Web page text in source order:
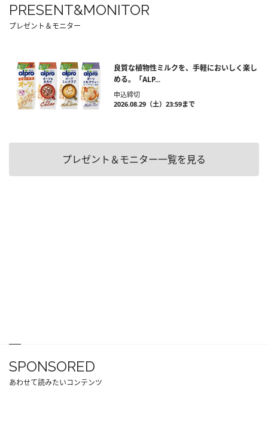
PRESENT&MONITOR
プレゼント＆モニター
良質な植物性ミルクを、手軽においしく楽し
める。「ALP...
申込締切
2026.08.29（土）23:59まで
プレゼント＆モニター一覧を見る
SPONSORED
あわせて読みたいコンテンツ